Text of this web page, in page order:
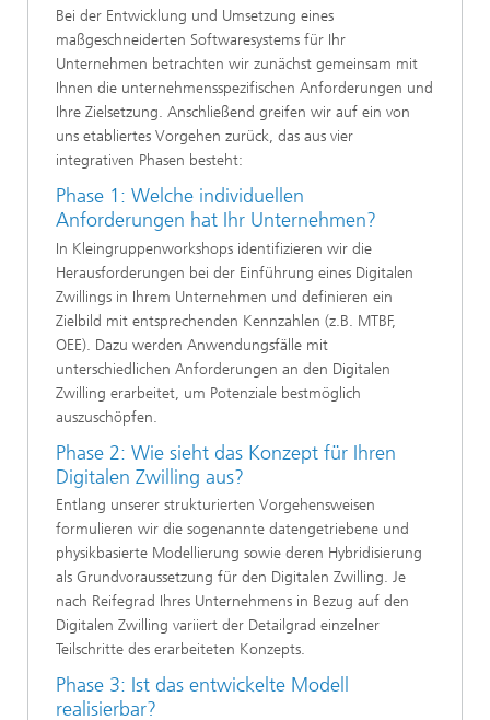
Bei der Entwicklung und Umsetzung eines
maßgeschneiderten Softwaresystems für Ihr
Unternehmen betrachten wir zunächst gemeinsam mit
Ihnen die unternehmensspezifischen Anforderungen und
Ihre Zielsetzung. Anschließend greifen wir auf ein von
uns etabliertes Vorgehen zurück, das aus vier
integrativen Phasen besteht:
Phase 1: Welche individuellen
Anforderungen hat Ihr Unternehmen?
In Kleingruppenworkshops identifizieren wir die
Herausforderungen bei der Einführung eines Digitalen
Zwillings in Ihrem Unternehmen und definieren ein
Zielbild mit entsprechenden Kennzahlen (z.B. MTBF,
OEE). Dazu werden Anwendungsfälle mit
unterschiedlichen Anforderungen an den Digitalen
Zwilling erarbeitet, um Potenziale bestmöglich
auszuschöpfen.
Phase 2: Wie sieht das Konzept für Ihren
Digitalen Zwilling aus?
Entlang unserer strukturierten Vorgehensweisen
formulieren wir die sogenannte datengetriebene und
physikbasierte Modellierung sowie deren Hybridisierung
als Grundvoraussetzung für den Digitalen Zwilling. Je
nach Reifegrad Ihres Unternehmens in Bezug auf den
Digitalen Zwilling variiert der Detailgrad einzelner
Teilschritte des erarbeiteten Konzepts.
Phase 3: Ist das entwickelte Modell
realisierbar?